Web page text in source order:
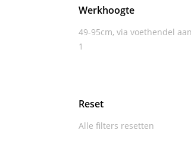
Werkhoogte
49-95cm, via voethendel
1
Reset
Alle filters resetten